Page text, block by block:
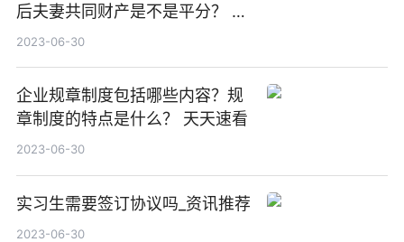
后夫妻共同财产是不是平分？ 世
界热文
2023-06-30
企业规章制度包括哪些内容？规
章制度的特点是什么？ 天天速看
2023-06-30
实习生需要签订协议吗_资讯推荐
2023-06-30